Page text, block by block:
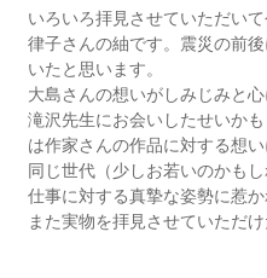
いろいろ拝見させていただい
律子さんの紬です。震災の前
いたと思います。
大島さんの想いがしみじみと心
滝沢先生にお会いしたせいか
は作家さんの作品に対する想
同じ世代（少しお若いのかも
仕事に対する真摯な姿勢に惹か
また実物を拝見させていただけ